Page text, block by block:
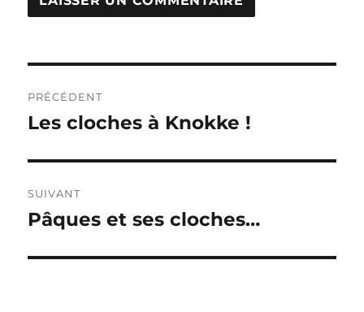
de
PRÉCÉDENT
Publication
Les cloches à Knokke !
SUIVANT
Publication
Pâques et ses cloches…